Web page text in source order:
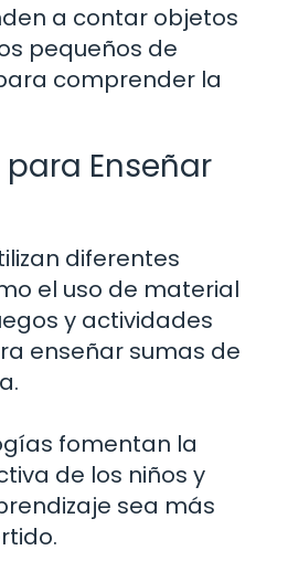
a contar objetos
pequeños de
comprender la
Enseñar
diferentes
el uso de material
y actividades
enseñar sumas de
fomentan la
de los niños y
sea más